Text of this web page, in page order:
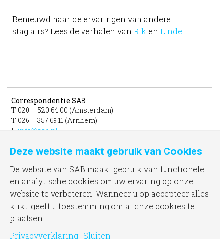
Benieuwd naar de ervaringen van andere
stagiairs? Lees de verhalen vanRik enLinde.
Correspondentie SAB
T 020 – 520 64 00 (Amsterdam)
T 026 – 357 69 11 (Arnhem)
E info@sab.nl
Bezoekadres Amsterdam
gevestigd in het INIT
unit 331b
Jacob Bontiusplaats 9
1018 LL Amsterdam
Bezoekadres Arnhem
Frombergdwarsstraat 54
Deze website maakt gebruik van Cookies
De website van SAB maakt gebruik van functionele
en analytische cookies om uw ervaring op onze
website te verbeteren. Wanneer u op accepteer alles
klikt, geeft u toestemming om al onze cookies te
plaatsen.
Privacyverklaring | Sluiten